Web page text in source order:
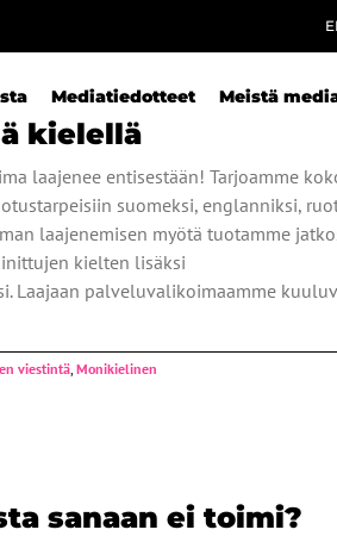
Mediatiedotteet Meistä
kielellä
laajenee entisestään! Tarjoamme
suomeksi, englanniksi,
laajenemisen myötä tuotamme
kielten lisäksi
Laajaan palveluvalikoimaamme
viestintä, Monikielinen
sanaan ei toimi?